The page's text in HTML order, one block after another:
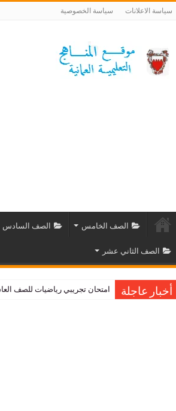
سياسة الاعلانات سياسة الخصوصية
الصف الخامس الصف السادس
الصف الثاني عشر
أخبار عاجلة امتحان تجريبي رياضيات للصف العاشر نهاية الفصل